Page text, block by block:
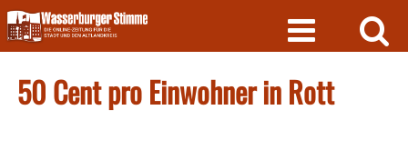
Skip
to
content
50 Cent pro Einwohner in Rott